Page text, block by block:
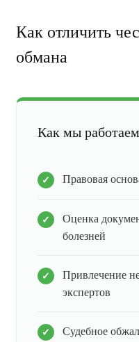
Как отличить
обмана
Как мы
Правовая
Оценка
болезней
Привлечение
экспертов
Судебное